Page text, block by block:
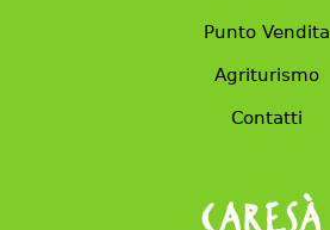
Punto Vendita
Agriturismo
Contatti